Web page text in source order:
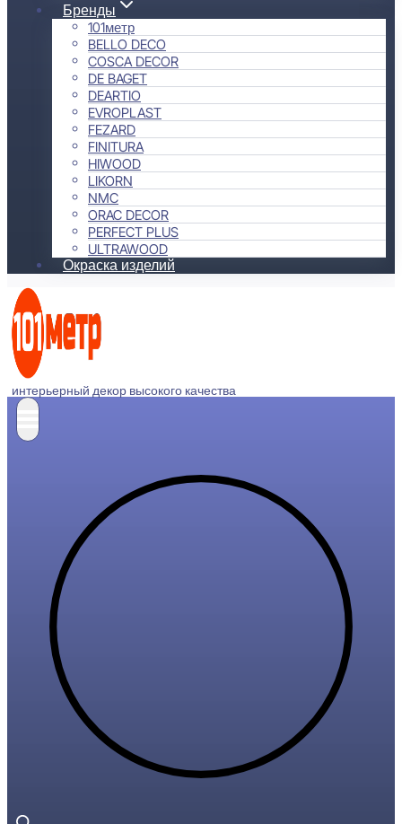
Бренды
101метр
BELLO DECO
COSCA DECOR
DE BAGET
DEARTIO
EVROPLAST
FEZARD
FINITURA
HIWOOD
LIKORN
NMC
ORAC DECOR
PERFECT PLUS
ULTRAWOOD
Окраска изделий
интерьерный декор высокого качества